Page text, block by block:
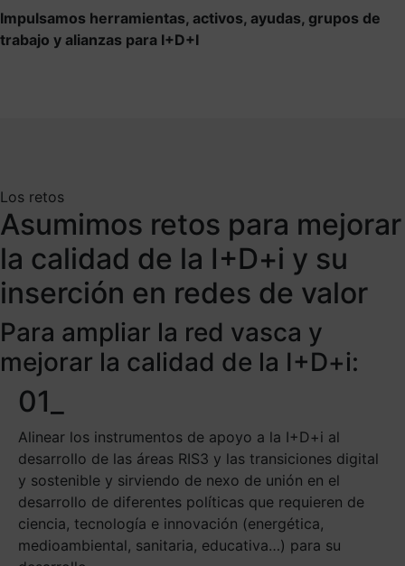
Impulsamos herramientas, activos, ayudas, grupos de
trabajo y alianzas para I+D+I
Los retos
Asumimos retos para mejorar
la calidad de la I+D+i y su
inserción en redes de valor
Para ampliar la red vasca y
mejorar la calidad de la I+D+i:
01_
Alinear los instrumentos de apoyo a la I+D+i al
desarrollo de las áreas RIS3 y las transiciones digital
y sostenible y sirviendo de nexo de unión en el
desarrollo de diferentes políticas que requieren de
ciencia, tecnología e innovación (energética,
medioambiental, sanitaria, educativa…) para su